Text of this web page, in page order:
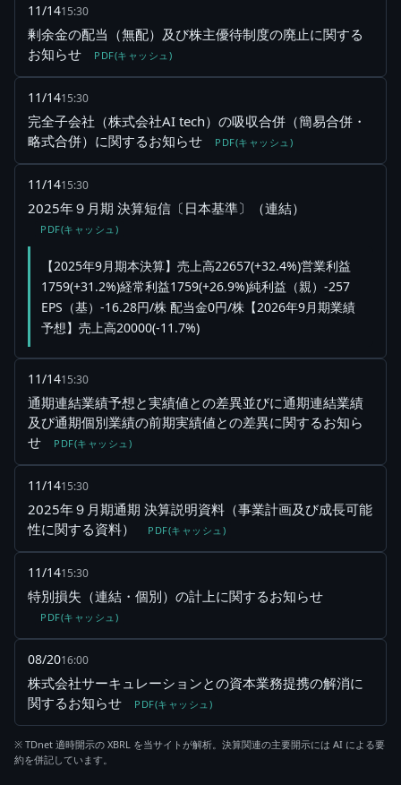
11/1415:30
剰余金の配当（無配）及び株主優待制度の廃止に関する
お知らせ
PDF(キャッシュ)
11/1415:30
完全子会社（株式会社AI tech）の吸収合併（簡易合併・
略式合併）に関するお知らせ
PDF(キャッシュ)
11/1415:30
2025年９月期 決算短信〔日本基準〕（連結）
PDF(キャッシュ)
【2025年9月期本決算】売上高22657(+32.4%)営業利益
1759(+31.2%)経常利益1759(+26.9%)純利益（親）-257
EPS（基）-16.28円/株 配当金0円/株【2026年9月期業績
予想】売上高20000(-11.7%)
11/1415:30
通期連結業績予想と実績値との差異並びに通期連結業績
及び通期個別業績の前期実績値との差異に関するお知ら
せ
PDF(キャッシュ)
11/1415:30
2025年９月期通期 決算説明資料（事業計画及び成長可能
性に関する資料）
PDF(キャッシュ)
11/1415:30
特別損失（連結・個別）の計上に関するお知らせ
PDF(キャッシュ)
08/2016:00
株式会社サーキュレーションとの資本業務提携の解消に
関するお知らせ
PDF(キャッシュ)
※ TDnet 適時開示の XBRL を当サイトが解析。決算関連の主要開示には AI による要
約を併記しています。